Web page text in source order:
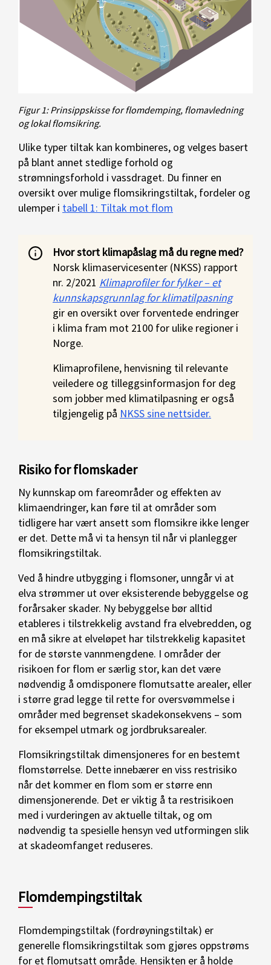
Figur 1: Prinsippskisse for flomdemping, flomavledning
og lokal flomsikring.
Ulike typer tiltak kan kombineres, og velges basert
på blant annet stedlige forhold og
strømningsforhold i vassdraget. Du finner en
oversikt over mulige flomsikringstiltak, fordeler og
ulemper i tabell 1: Tiltak mot flom
Hvor stort klimapåslag må du regne med?
Norsk klimaservicesenter (NKSS) rapport
nr. 2/2021 Klimaprofiler for fylker – et
kunnskapsgrunnlag for klimatilpasning
gir en oversikt over forventede endringer
i klima fram mot 2100 for ulike regioner i
Norge.
Klimaprofilene, henvisning til relevante
veiledere og tilleggsinformasjon for deg
som jobber med klimatilpasning er også
tilgjengelig på NKSS sine nettsider.
Risiko for flomskader
Ny kunnskap om fareområder og effekten av
klimaendringer, kan føre til at områder som
tidligere har vært ansett som flomsikre ikke lenger
er det. Dette må vi ta hensyn til når vi planlegger
flomsikringstiltak.
Ved å hindre utbygging i flomsoner, unngår vi at
elva strømmer ut over eksisterende bebyggelse og
forårsaker skader. Ny bebyggelse bør alltid
etableres i tilstrekkelig avstand fra elvebredden, og
en må sikre at elveløpet har tilstrekkelig kapasitet
for de største vannmengdene. I områder der
risikoen for flom er særlig stor, kan det være
nødvendig å omdisponere flomutsatte arealer, eller
i større grad legge til rette for oversvømmelse i
områder med begrenset skadekonsekvens – som
for eksempel utmark og jordbruksarealer.
Flomsikringstiltak dimensjoneres for en bestemt
flomstørrelse. Dette innebærer en viss restrisiko
når det kommer en flom som er større enn
dimensjonerende. Det er viktig å ta restrisikoen
med i vurderingen av aktuelle tiltak, og om
nødvendig ta spesielle hensyn ved utformingen slik
at skadeomfanget reduseres.
Flomdempingstiltak
Flomdempingstiltak (fordrøyningstiltak) er
generelle flomsikringstiltak som gjøres oppstrøms
for et flomutsatt område. Hensikten er å holde